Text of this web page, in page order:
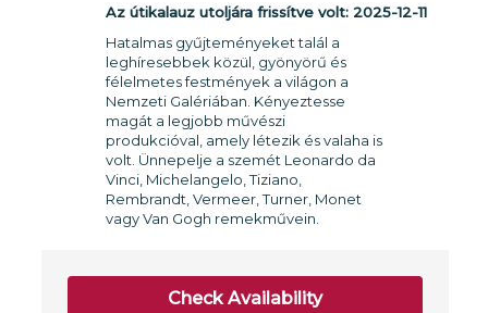
Az útikalauz utoljára frissítve volt: 2025-12-11
Hatalmas gyűjteményeket talál a
leghíresebbek közül, gyönyörű és
félelmetes festmények a világon a
Nemzeti Galériában. Kényeztesse
magát a legjobb művészi
produkcióval, amely létezik és valaha is
volt. Ünnepelje a szemét Leonardo da
Vinci, Michelangelo, Tiziano,
Rembrandt, Vermeer, Turner, Monet
vagy Van Gogh remekművein.
Check Availability